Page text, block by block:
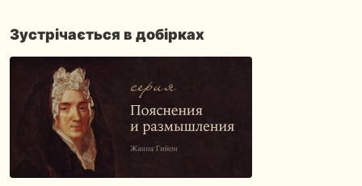
Зустрічається в добірках